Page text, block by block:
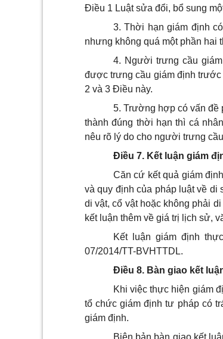
Điều 1 Luật sửa đổi, bổ sung
3.Thời hạn giám định
nhưng không quá một phần hai
4. Người trưng cầu
được trưng cầu giám định
2 và 3 Điều này.
5. Trường hợp có vấn đề
thành đúng thời hạn thì cá
nêu rõ lý do cho người trưng
Điều 7. Kết luận giám
Căn cứ kết quả giám
và quy định của pháp luật về
di vật, cổ vật hoặc không phải
kết luận thêm về giá trị lịch sử,
Kết luận giám định
07/2014/TT-BVHTTDL.
Điều 8. Bàn giao kết
Khi việc thực hiện giám
tổ chức giám định tư pháp có
giám định.
Biên bản bàn giao kết